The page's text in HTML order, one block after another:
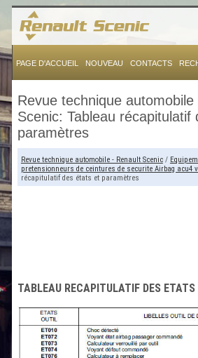
PAGE D'ACCUEIL NOUVEAU CONTACTS
Revue technique
Scenic: Tableau récapitulatif
paramètres
Revue technique automobile - Renault Scenic/
pretensionneurs de ceintures de securite Airbag acu4
récapitulatif des états et paramètres
TABLEAU RECAPITULATIF DES